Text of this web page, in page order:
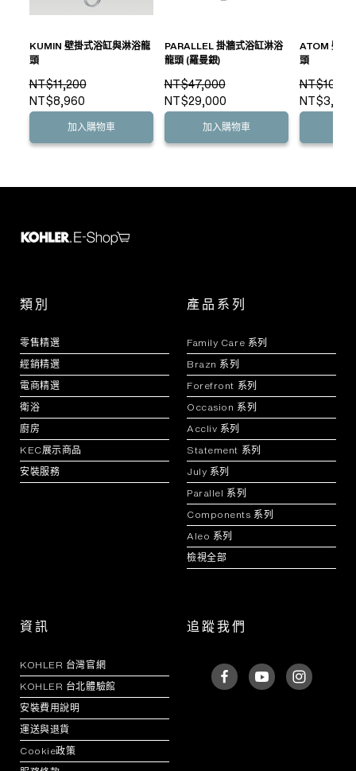
KUMIN 壁掛式浴缸與淋浴龍
頭
NT$11,200
NT$8,960
加入購物車
PARALLEL 掛牆式浴缸淋浴
龍頭 (羅曼銀)
NT$47,000
NT$29,000
加入購物車
ATOM 壁掛
頭
NT$3,990
類別
零售精選
經銷精選
電商精選
衛浴
廚房
KEC展示商品
安裝服務
產品系列
Family Care 系列
Brazn 系列
Forefront 系列
Occasion 系列
Accliv 系列
Statement 系列
July 系列
Parallel 系列
Components 系列
Aleo 系列
檢視全部
資訊
KOHLER 台灣官網
KOHLER 台北體驗館
安裝費用說明
運送與退貨
Cookie政策
追蹤我們